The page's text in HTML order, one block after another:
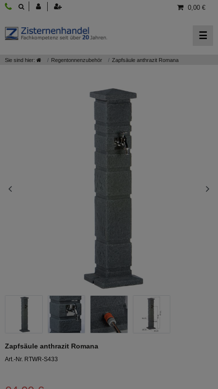
0,00 €
☰
Sie sind hier: Regentonnenzubehör Zapfsäule anthrazit Romana
Zapfsäule anthrazit Romana
Art.-Nr. RTWR-S433